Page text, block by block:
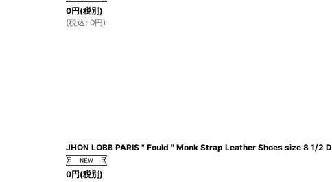
0円(税別)
(税込 : 0円)
JHON LOBB PARIS " Fould " Monk Strap Leather Shoes size 8 1/2 D
0円(税別)